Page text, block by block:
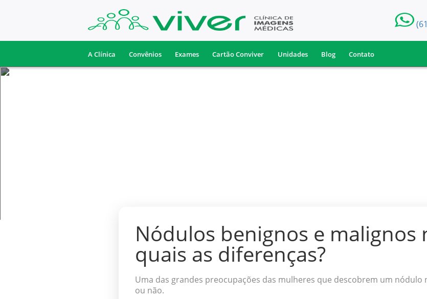
A Clínica Convênios Exames Cartão Conviver Unidades Blog Contato
Nódulos benignos e malignos
quais as diferenças?
Uma das grandes preocupações das mulheres que descobrem um nódulo
ou não.